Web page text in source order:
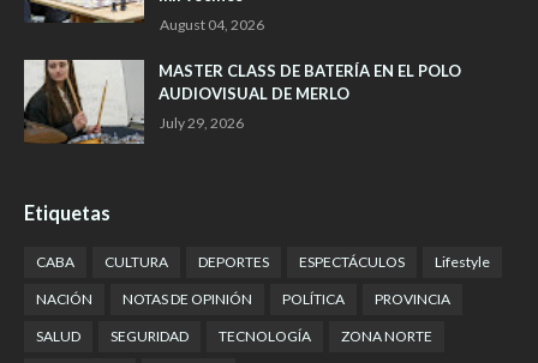
August 04, 2026
MASTER CLASS DE BATERÍA EN EL POLO
AUDIOVISUAL DE MERLO
July 29, 2026
Etiquetas
CABA CULTURA DEPORTES ESPECTÁCULOS Lifestyle
NACIÓN NOTAS DE OPINIÓN POLÍTICA PROVINCIA
SALUD SEGURIDAD TECNOLOGÍA ZONA NORTE